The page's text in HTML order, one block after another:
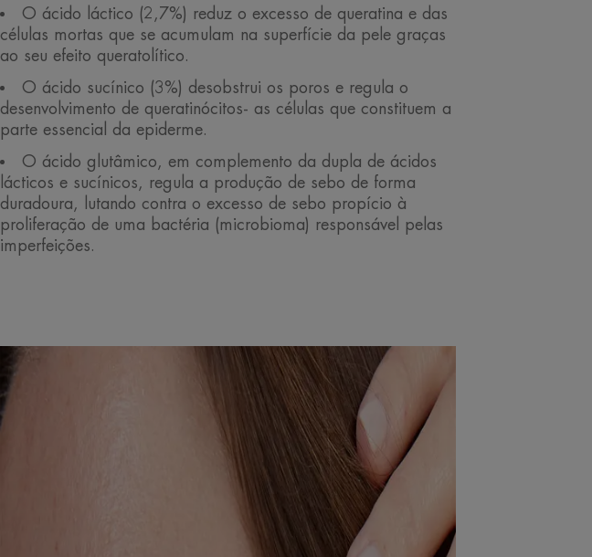
O ácido láctico (2,7%) reduz o excesso de queratina e das
células mortas que se acumulam na superfície da pele graças
ao seu efeito queratolítico.
O ácido sucínico (3%) desobstrui os poros e regula o
desenvolvimento de queratinócitos- as células que constituem a
parte essencial da epiderme.
O ácido glutâmico, em complemento da dupla de ácidos
lácticos e sucínicos, regula a produção de sebo de forma
duradoura, lutando contra o excesso de sebo propício à
proliferação de uma bactéria (microbioma) responsável pelas
imperfeições.